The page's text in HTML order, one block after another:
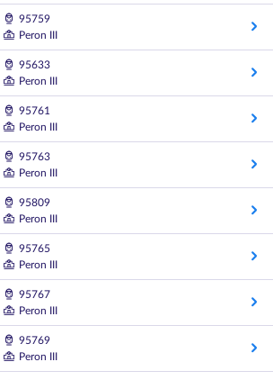
95759
Peron III
95633
Peron III
95761
Peron III
95763
Peron III
95809
Peron III
95765
Peron III
95767
Peron III
95769
Peron III